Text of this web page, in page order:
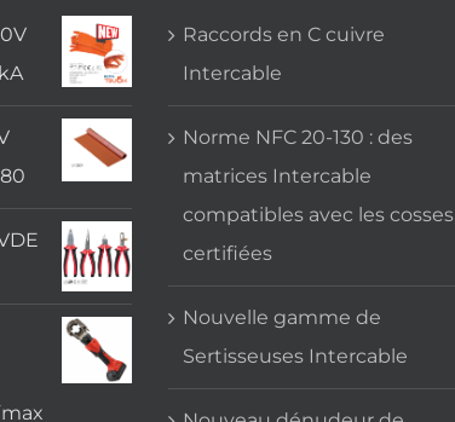
Raccords en C cuivre
Intercable
Norme NFC 20-130 : des
matrices Intercable
compatibles avec les cosses
certifiées
Nouvelle gamme de
Sertisseuses Intercable